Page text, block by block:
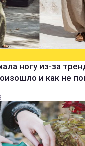
ногу из-за
и как не